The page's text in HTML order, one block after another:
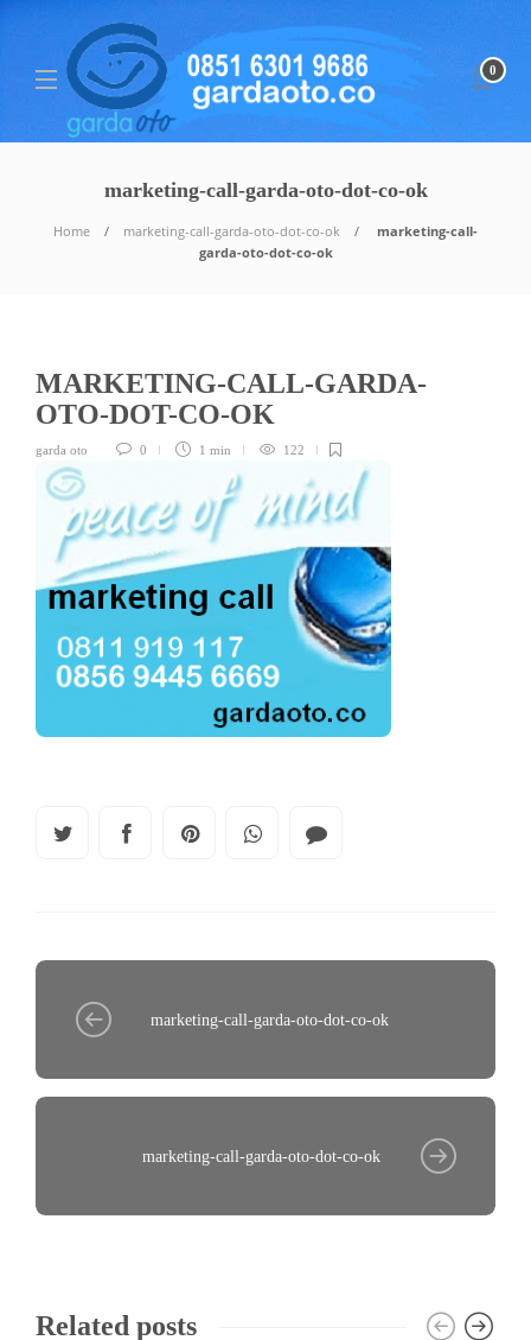
0
marketing-call-garda-oto-dot-co-ok
Home marketing-call-garda-oto-dot-co-ok
marketing-call-
garda-oto-dot-co-ok
MARKETING-CALL-GARDA-
OTO-DOT-CO-OK
garda oto 0 1 min 122
marketing-call-garda-oto-dot-co-ok
marketing-call-garda-oto-dot-co-ok
Related posts